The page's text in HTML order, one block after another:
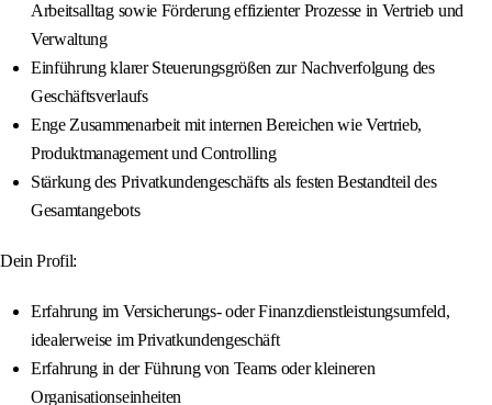
Arbeitsalltag sowie Förderung effizienter Prozesse in Vertrieb und
Verwaltung
Einführung klarer Steuerungsgrößen zur Nachverfolgung des
Geschäftsverlaufs
Enge Zusammenarbeit mit internen Bereichen wie Vertrieb,
Produktmanagement und Controlling
Stärkung des Privatkundengeschäfts als festen Bestandteil des
Gesamtangebots
Dein Profil:
Erfahrung im Versicherungs- oder Finanzdienstleistungsumfeld,
idealerweise im Privatkundengeschäft
Erfahrung in der Führung von Teams oder kleineren
Organisationseinheiten